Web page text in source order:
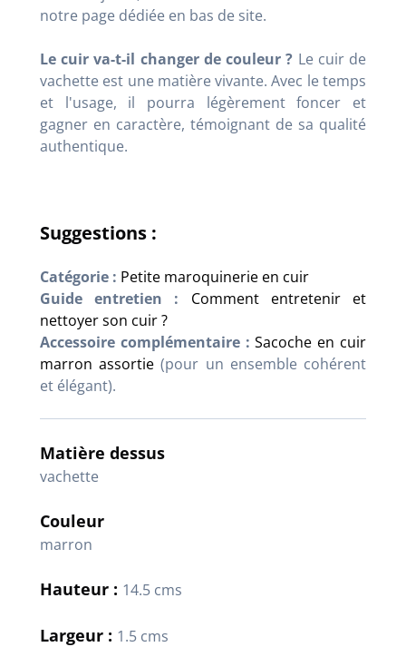
notre page dédiée en bas de site.
Le cuir va-t-il changer de couleur ? Le cuir de
vachette est une matière vivante. Avec le temps
et l'usage, il pourra légèrement foncer et
gagner en caractère, témoignant de sa qualité
authentique.
Suggestions :
Catégorie : Petite maroquinerie en cuir
Guide entretien :
Comment entretenir et
nettoyer son cuir ?
Accessoire complémentaire : Sacoche en cuir
marron assortie (pour un ensemble cohérent
et élégant).
Matière dessus
vachette
Couleur
marron
Hauteur : 14.5 cms
Largeur : 1.5 cms